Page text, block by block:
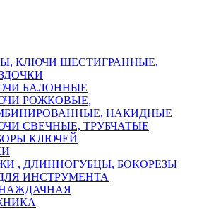
КЛЮЧИ ШЕСТИГРАННЫЕ,
БАЛОННЫЕ
РОЖКОВЫЕ,
НАКИДНЫЕ
СВЕЧНЫЕ, ТРУБЧАТЫЕ
КЛЮЧЕЙ
, ДЛИННОГУБЦЫ, БОКОРЕЗЫ
ИНСТРУМЕНТА